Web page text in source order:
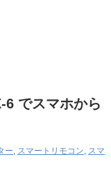
6 でスマホから
ー, スマートリモコン, スマ